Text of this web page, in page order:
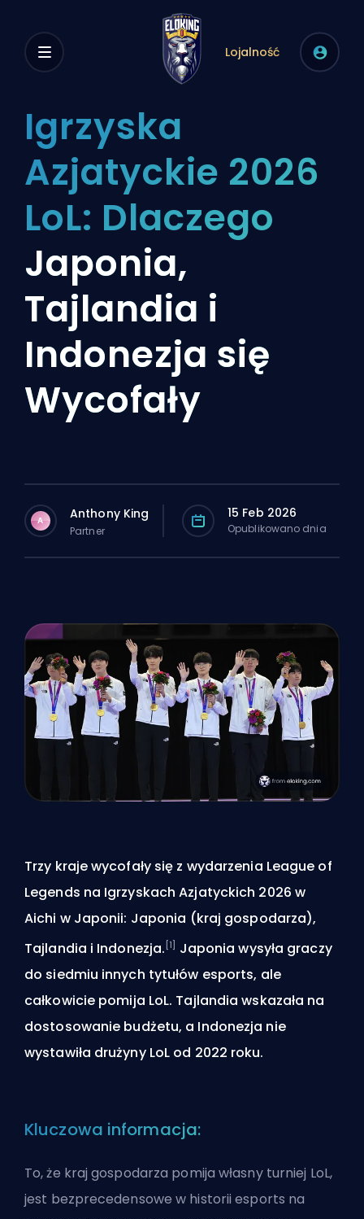
Lojalność
Igrzyska
Azjatyckie 2026
LoL: Dlaczego
Japonia,
Tajlandia i
Indonezja się
Wycofały
A Anthony King
Partner
15 Feb 2026
Opublikowano dnia
Trzy kraje wycofały się z wydarzenia League of
Legends na Igrzyskach Azjatyckich 2026 w
Aichi w Japonii: Japonia (kraj gospodarza),
Tajlandia i Indonezja. [1]
Japonia wysyła graczy
do siedmiu innych tytułów esports, ale
całkowicie pomija LoL. Tajlandia wskazała na
dostosowanie budżetu, a Indonezja nie
wystawiła drużyny LoL od 2022 roku.
Kluczowa informacja:
To, że kraj gospodarza pomija własny turniej LoL,
jest bezprecedensowe w historii esports na